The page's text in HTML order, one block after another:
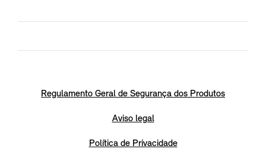
Regulamento Geral de Segurança dos Produtos
Aviso legal
Política de Privacidade